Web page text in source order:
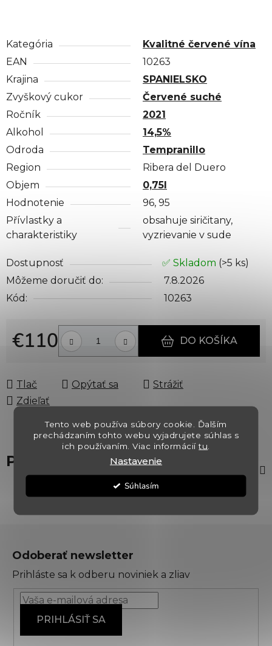
Tento web používa súbory cookie. Ďalším
prechádzaním tohto webu vyjadrujete súhlas s
ich používaním. Viac informáciítu
Nastavenie
Súhlasím
Kategória
Kvalitné červené vína
EAN
10263
Krajina
SPANIELSKO
Zvyškový cukor
Červené suché
Ročník
2021
Alkohol
14,5%
Odroda
Tempranillo
Region
Ribera del Duero
Objem
0,75l
Hodnotenie
96, 95
Přívlastky a
charakteristiky
obsahuje siričitany,
vyzrievanie v sude
Dostupnosť ✅ Skladom (>5 ks)
Môžeme doručiť do:
7.8.2026
Kód:
10263
€110
Jednotková cena:
DO KOŠÍKA
Tlač Opýtať sa
Strážiť
Zdieľať
Popis
Odoberať newsletter
Prihláste sa k odberu noviniek a zliav
PRIHLÁSIŤ SA